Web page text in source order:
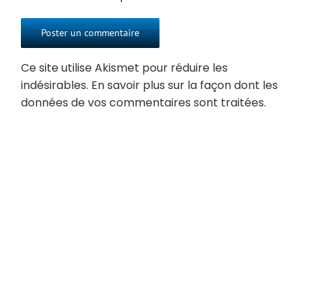
Ce site utilise Akismet pour réduire les
indésirables. En savoir plus sur la façon dont les
données de vos commentaires sont traitées.